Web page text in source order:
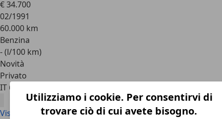
€ 34.700
02/1991
60.000 km
Benzina
- (l/100 km)
Novità
Privato
IT 64020
Visualizza tutte le offerte Maserati Racing
Utilizziamo i cookie. Per consentirvi di
trovare ciò di cui avete bisogno.